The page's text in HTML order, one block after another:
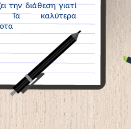
την διάθεση γιατί
Τα καλύτερα